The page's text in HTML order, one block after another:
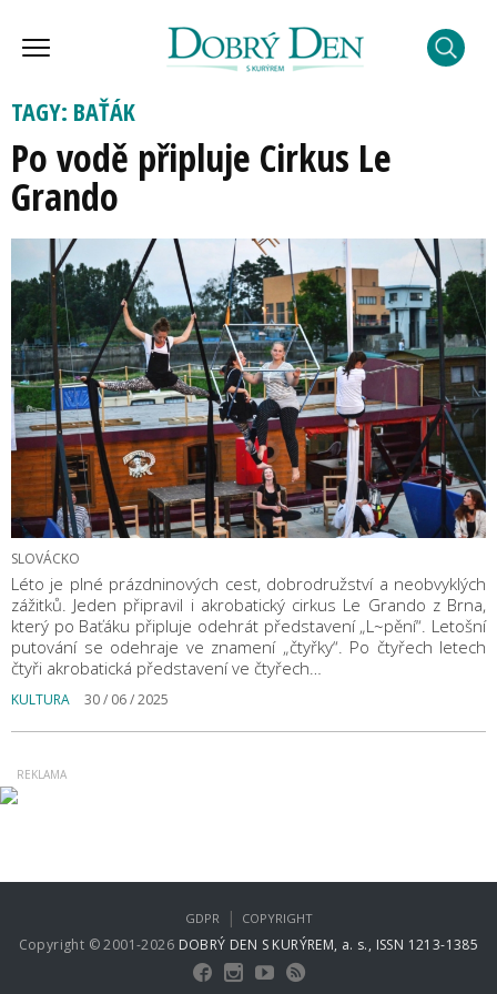
TAGY: BAŤÁK
Po vodě připluje Cirkus Le
Grando
SLOVÁCKO
Léto je plné prázdninových cest, dobrodružství a neobvyklých
zážitků. Jeden připravil i akrobatický cirkus Le Grando z Brna,
který po Baťáku připluje odehrát představení „L~pění“. Letošní
putování se odehraje ve znamení „čtyřky“. Po čtyřech letech
čtyři akrobatická představení ve čtyřech…
KULTURA 30 / 06 / 2025
Copyright © 2001-2026 DOBRÝ DEN S KURÝREM, a. s., ISSN 1213-1385
GDPR | COPYRIGHT